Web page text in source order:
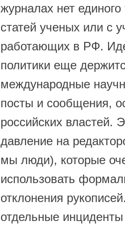
журналах нет
статей ученых или с
работающих в РФ.
политики еще
международные
посты и сообщения,
российских властей.
давление на
мы люди), которые
использовать
отклонения
отдельные